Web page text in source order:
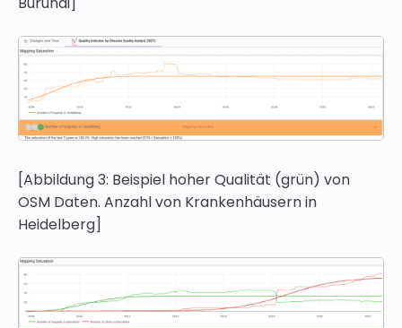
[Abbildung 3: Beispiel hoher Qualität (grün) von
OSM Daten. Anzahl von Krankenhäusern in
Heidelberg]